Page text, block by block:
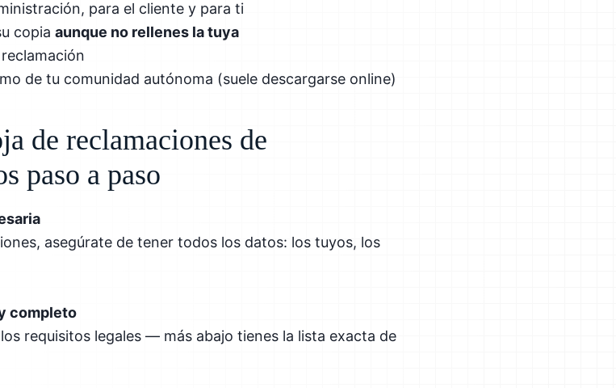
para el cliente y para ti
copia aunque no rellenes la tuya
de tu comunidad autónoma (suele descargarse online)
de reclamaciones de
paso a paso
asegúrate de tener todos los datos: los tuyos, los
completo
requisitos legales — más abajo tienes la lista exacta de